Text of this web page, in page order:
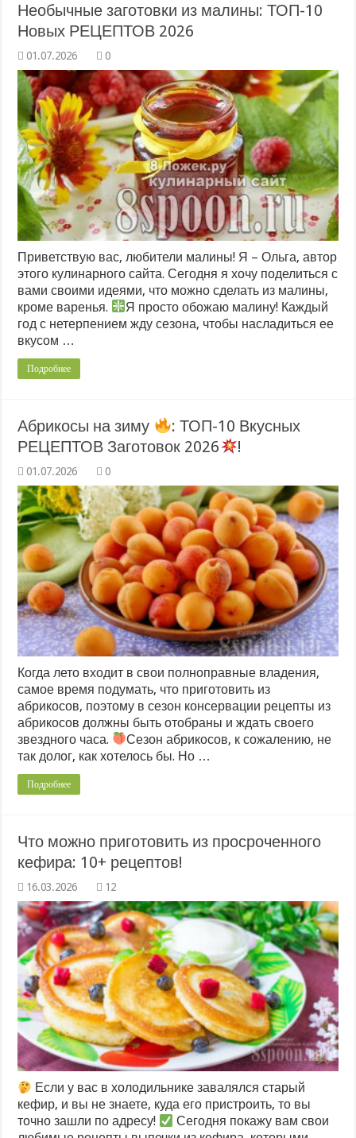
Необычные заготовки из малины: ТОП-10
Новых РЕЦЕПТОВ 2026
0
Приветствую вас, любители малины! Я – Ольга, автор
этого кулинарного сайта. Сегодня я хочу поделиться с
вами своими идеями, что можно сделать из малины,
кроме варенья.
Я просто обожаю малину! Каждый
год с нетерпением жду сезона, чтобы насладиться ее
вкусом …
Подробнее
Абрикосы на зиму
: ТОП-10 Вкусных
РЕЦЕПТОВ Заготовок 2026
!
0
Когда лето входит в свои полноправные владения,
самое время подумать, что приготовить из
абрикосов, поэтому в сезон консервации рецепты из
абрикосов должны быть отобраны и ждать своего
звездного часа.
Сезон абрикосов, к сожалению, не
так долог, как хотелось бы. Но …
Подробнее
Что можно приготовить из просроченного
кефира: 10+ рецептов!
12
Если у вас в холодильнике завалялся старый
кефир, и вы не знаете, куда его пристроить, то вы
точно зашли по адресу!
Сегодня покажу вам свои